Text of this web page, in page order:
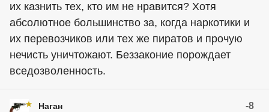
их казнить тех, кто им не нравится? Хотя
абсолютное большинство за, когда наркотики и
их перевозчиков или тех же пиратов и прочую
нечисть уничтожают. Беззаконие порождает
вседозволенность.
Наган -8